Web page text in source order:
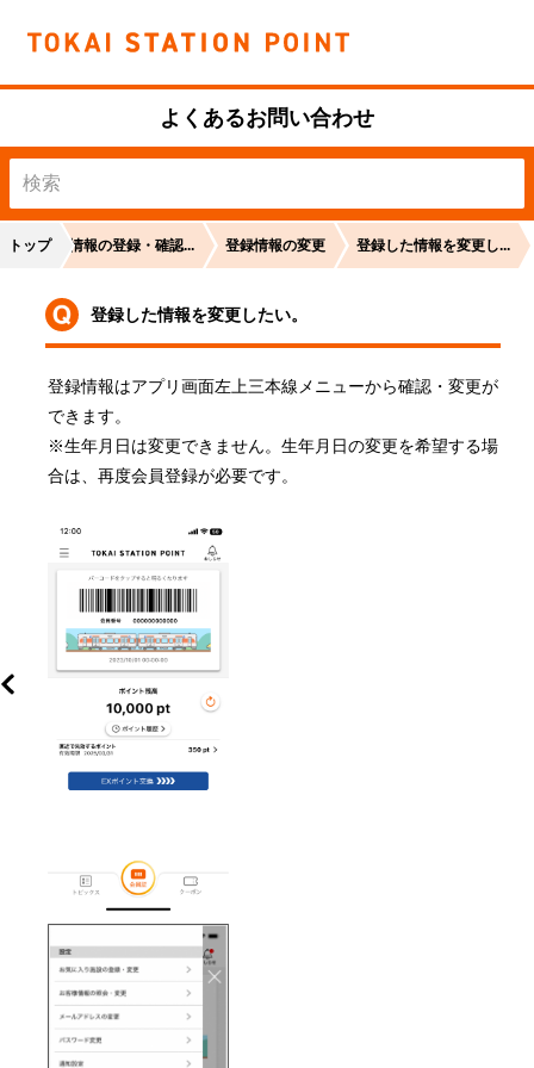
よくあるお問い合わせ
トップ会員情報の登録・確認... 登録情報の変更 登録した情報を変更し...
登録した情報を変更したい。
登録情報はアプリ画面左上三本線メニューから確認・変更が
できます。
※生年月日は変更できません。生年月日の変更を希望する場
合は、再度会員登録が必要です。